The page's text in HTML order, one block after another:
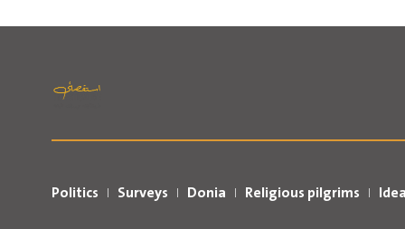
Politics Surveys Donia Religious pilgrims